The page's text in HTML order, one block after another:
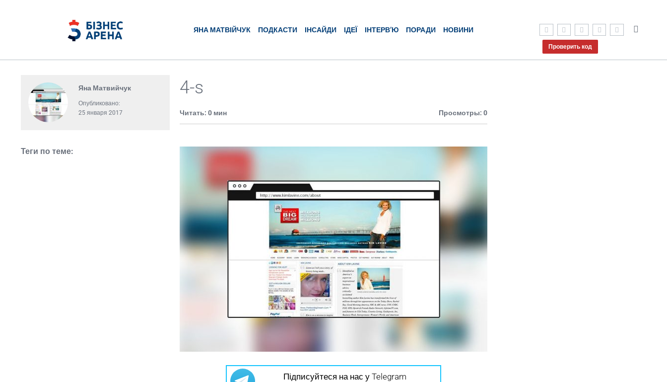
ЯНА МАТВІЙЧУК ПОДКАСТИ ІНСАЙДИ ІДЕЇ ІНТЕРВ’Ю ПОРАДИ НОВИНИ
Проверить код
Яна Матвийчук
Опубликовано:
25 января 2017
Теги по теме:
4-s
Читать: 0 мин Просмотры: 0
Підписуйтеся на нас у Telegram